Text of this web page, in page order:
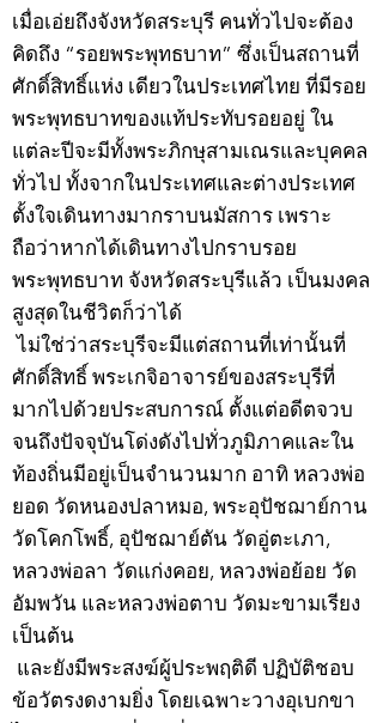
เมื่อเอ่ยถึงจังหวัดสระบุรี คนทั่วไปจะต้อง
คิดถึง “รอยพระพุทธบาท” ซึ่งเป็นสถานที่
ศักดิ์สิทธิ์แห่ง เดียวในประเทศไทย ที่มีรอย
พระพุทธบาทของแท้ประทับรอยอยู่ ใน
แต่ละปีจะมีทั้งพระภิกษุสามเณรและบุคคล
ทั่วไป ทั้งจากในประเทศและต่างประเทศ
ตั้งใจเดินทางมากราบนมัสการ เพราะ
ถือว่าหากได้เดินทางไปกราบรอย
พระพุทธบาท จังหวัดสระบุรีแล้ว เป็นมงคล
สูงสุดในชีวิตก็ว่าได้
ไม่ใช่ว่าสระบุรีจะมีแต่สถานที่เท่านั้นที่
ศักดิ์สิทธิ์ พระเกจิอาจารย์ของสระบุรีที่
มากไปด้วยประสบการณ์ ตั้งแต่อดีตจวบ
จนถึงปัจจุบันโด่งดังไปทั่วภูมิภาคและใน
ท้องถิ่นมีอยู่เป็นจำนวนมาก อาทิ หลวงพ่อ
ยอด วัดหนองปลาหมอ, พระอุปัชฌาย์กาน
วัดโคกโพธิ์, อุปัชฌาย์ตัน วัดอู่ตะเภา,
หลวงพ่อลา วัดแก่งคอย, หลวงพ่อย้อย วัด
อัมพวัน และหลวงพ่อตาบ วัดมะขามเรียง
เป็นต้น
และยังมีพระสงฆ์ผู้ประพฤติดี ปฏิบัติชอบ
ข้อวัตรงดงามยิ่ง โดยเฉพาะวางอุเบกขา